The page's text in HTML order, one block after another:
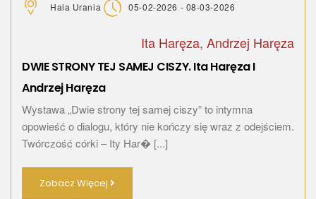
Hala Urania 05-02-2026 - 08-03-2026
Ita Haręza, Andrzej Haręza
DWIE STRONY TEJ SAMEJ CISZY. Ita Haręza I
Andrzej Haręza
Wystawa „Dwie strony tej samej ciszy” to intymna
opowieść o dialogu, który nie kończy się wraz z odejściem.
Twórczość córki – Ity Har� [...]
Zobacz Więcej